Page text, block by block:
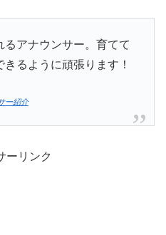
アナウンサー。育てて
るように頑張ります！
ー紹介
ーリンク